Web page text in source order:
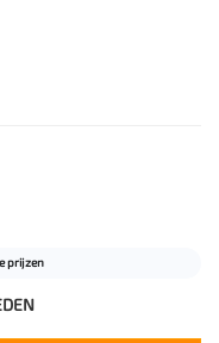
prijzen